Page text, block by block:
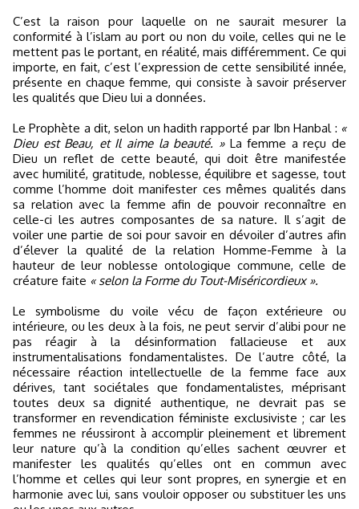
C’est la raison pour laquelle on ne saurait mesurer la
conformité à l’islam au port ou non du voile, celles qui ne le
mettent pas le portant, en réalité, mais différemment. Ce qui
importe, en fait, c’est l’expression de cette sensibilité innée,
présente en chaque femme, qui consiste à savoir préserver
les qualités que Dieu lui a données.
Le Prophète a dit, selon un hadith rapporté par Ibn Hanbal : «
Dieu est Beau, et Il aime la beauté. »La femme a reçu de
Dieu un reflet de cette beauté, qui doit être manifestée
avec humilité, gratitude, noblesse, équilibre et sagesse, tout
comme l’homme doit manifester ces mêmes qualités dans
sa relation avec la femme afin de pouvoir reconnaître en
celle-ci les autres composantes de sa nature. Il s’agit de
voiler une partie de soi pour savoir en dévoiler d’autres afin
d’élever la qualité de la relation Homme-Femme à la
hauteur de leur noblesse ontologique commune, celle de
créature faite « selon la Forme du Tout-Miséricordieux ».
Le symbolisme du voile vécu de façon extérieure ou
intérieure, ou les deux à la fois, ne peut servir d’alibi pour ne
pas réagir à la désinformation fallacieuse et aux
instrumentalisations fondamentalistes. De l’autre côté, la
nécessaire réaction intellectuelle de la femme face aux
dérives, tant sociétales que fondamentalistes, méprisant
toutes deux sa dignité authentique, ne devrait pas se
transformer en revendication féministe exclusiviste ; car les
femmes ne réussiront à accomplir pleinement et librement
leur nature qu’à la condition qu’elles sachent œuvrer et
manifester les qualités qu’elles ont en commun avec
l’homme et celles qui leur sont propres, en synergie et en
harmonie avec lui, sans vouloir opposer ou substituer les uns